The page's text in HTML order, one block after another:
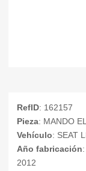
RefID: 162157
Pieza: MANDO
Vehículo: SEAT
Año fabricación
2012